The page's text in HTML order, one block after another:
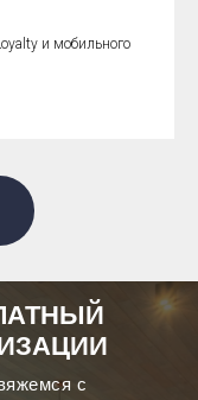
и мобильного
с